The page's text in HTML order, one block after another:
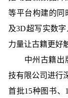
等平台构建的同
及3D超写实数
力量让古籍更好
中州古籍出版
技有限公司进行
首批15种图书、